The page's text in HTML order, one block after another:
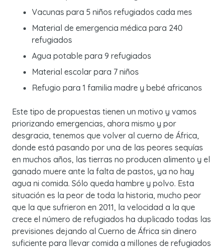
Vacunas para 5 niños refugiados cada mes
Material de emergencia médica para 240
refugiados
Agua potable para 9 refugiados
Material escolar para 7 niños
Refugio para 1 familia madre y bebé africanos
Este tipo de propuestas tienen un motivo y vamos
priorizando emergencias, ahora mismo y por
desgracia, tenemos que volver al cuerno de África,
donde está pasando por una de las peores sequías
en muchos años, las tierras no producen alimento y el
ganado muere ante la falta de pastos, ya no hay
agua ni comida. Sólo queda hambre y polvo. Esta
situación es la peor de toda la historia, mucho peor
que la que sufrieron en 2011, la velocidad a la que
crece el número de refugiados ha duplicado todas las
previsiones dejando al Cuerno de África sin dinero
suficiente para llevar comida a millones de refugiados